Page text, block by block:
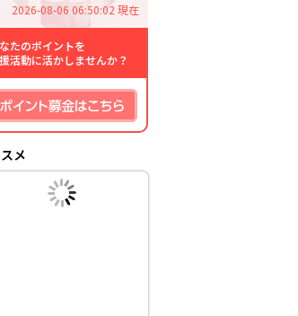
2026-08-06 06:50:02 現在
たのポイントを
活動に活かしませんか？
メ